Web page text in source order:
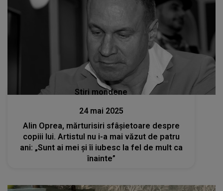
Stiri mondene
24 mai 2025
Alin Oprea, mărturisiri sfâșietoare despre
copiii lui. Artistul nu i-a mai văzut de patru
ani: „Sunt ai mei și îi iubesc la fel de mult ca
înainte”